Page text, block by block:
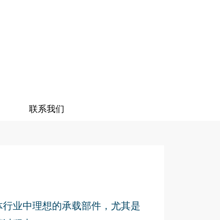
联系我们
业中理想的承载部件，尤其是